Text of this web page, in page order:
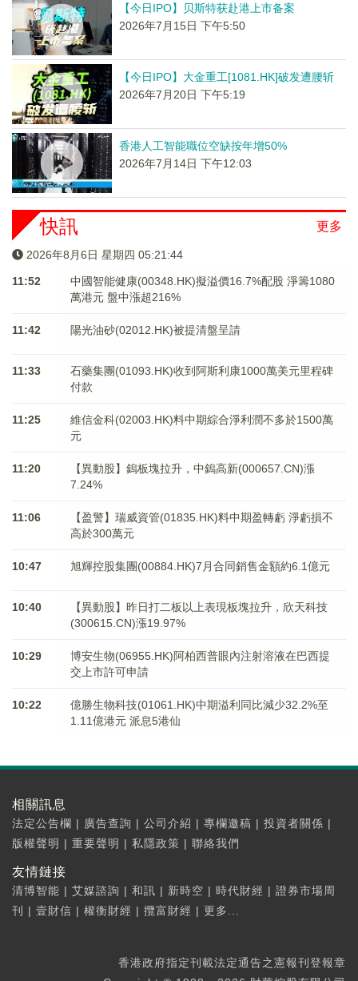
【今日IPO】贝斯特获赴港上市备案
2026年7月15日 下午5:50
【今日IPO】大金重工[1081.HK]破发遭腰斩
2026年7月20日 下午5:19
香港人工智能職位空缺按年增50%
2026年7月14日 下午12:03
更多
快訊
2026年8月6日 星期四 05:21:44
11:52
中國智能健康(00348.HK)擬溢價16.7%配股 淨籌1080
萬港元 ​​​​​​​盤中漲超216%
11:42 陽光油砂(02012.HK)被提清盤呈請
11:33
石藥集團(01093.HK)收到阿斯利康1000萬美元里程碑
付款
11:25
維信金科(02003.HK)料中期綜合淨利潤不多於1500萬
元
11:20
【異動股】鎢板塊拉升，中鎢高新(000657.CN)漲
7.24%
11:06
【盈警】瑞威資管(01835.HK)料中期盈轉虧 淨虧損不
高於300萬元
10:47 旭輝控股集團(00884.HK)7月合同銷售金額約6.1億元
10:40
【異動股】昨日打二板以上表現板塊拉升，欣天科技
(300615.CN)漲19.97%
10:29
博安生物(06955.HK)阿柏西普眼內注射溶液在巴西提
交上市許可申請
10:22
億勝生物科技(01061.HK)中期溢利同比減少32.2%至
1.11億港元 派息5港仙
相關訊息
法定公告欄 | 廣告查詢 | 公司介紹 | 專欄邀稿 | 投資者關係 |
版權聲明 | 重要聲明 | 私隱政策 | 聯絡我們
友情鏈接
清博智能 | 艾媒諮詢 | 和訊 | 新時空 | 時代財經 | 證券市場周
刊
| 壹財信 | 權衡財經 | 攬富財經 | 更多...
香港政府指定刊載法定通告之憲報刊登報章